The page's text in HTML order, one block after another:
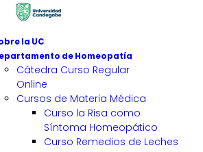
la UC
de Homeopatía
Cátedra Curso Regular
Online
Cursos de Materia Médica
Curso la Risa como
Síntoma Homeopático
Curso Remedios de Leches